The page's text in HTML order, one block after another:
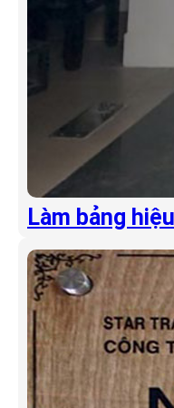
Làm bảng